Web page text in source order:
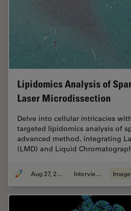
Lipidomics Analysis of
Laser Microdissection
Delve into cellular intricacies
targeted lipidomics analysis of
advanced method, integrating
(LMD) and Liquid
Aug 27, 2024 Interviews